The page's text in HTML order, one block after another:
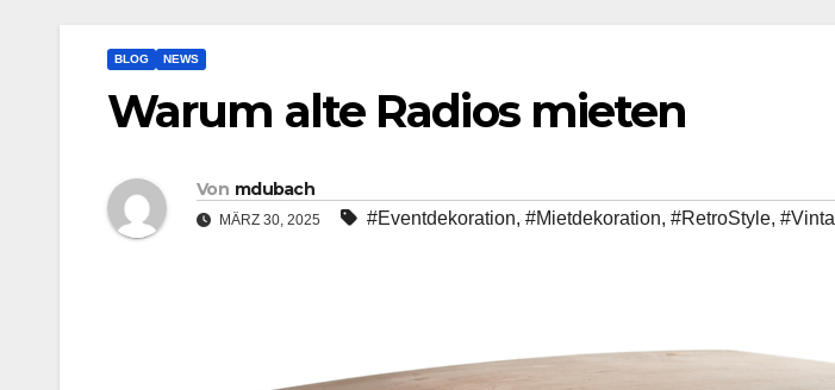
BLOG NEWS
Warum alte Radios mieten
Von mdubach
MÄRZ 30, 2025 #Eventdekoration, #Mietdekoration, #RetroStyle,